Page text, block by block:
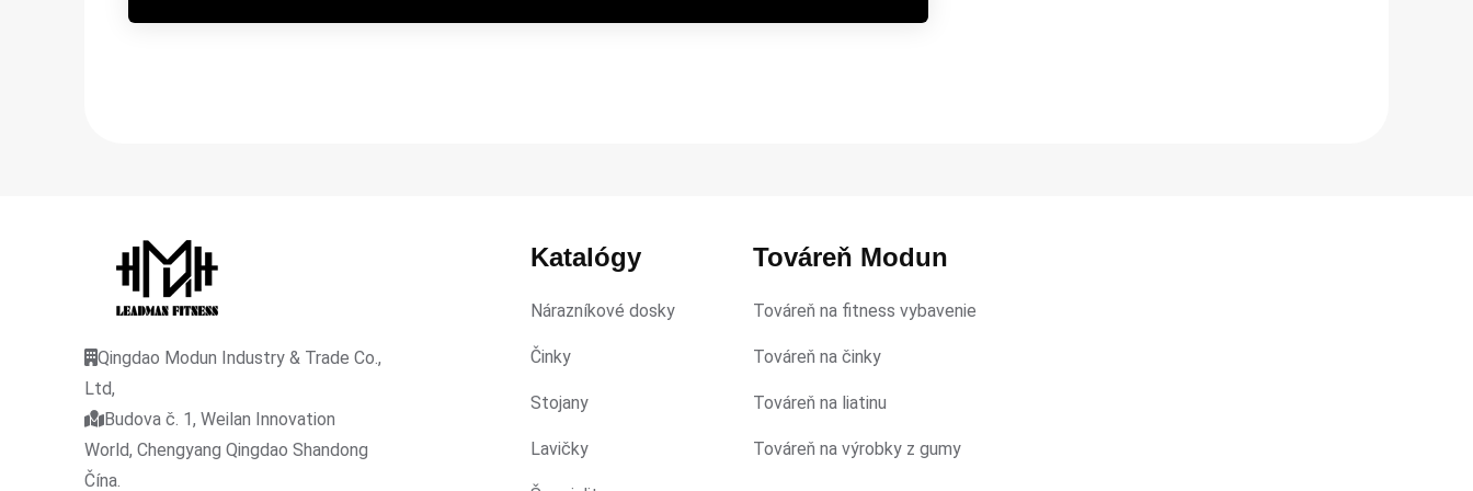
Qingdao Modun Industry & Trade Co.,
Ltd,
Budova č. 1, Weilan Innovation
World, Chengyang Qingdao Shandong
Čína.
Katalógy
Nárazníkové dosky
Činky
Stojany
Lavičky
Továreň Modun
Továreň na fitness vybavenie
Továreň na činky
Továreň na liatinu
Továreň na výrobky z gumy